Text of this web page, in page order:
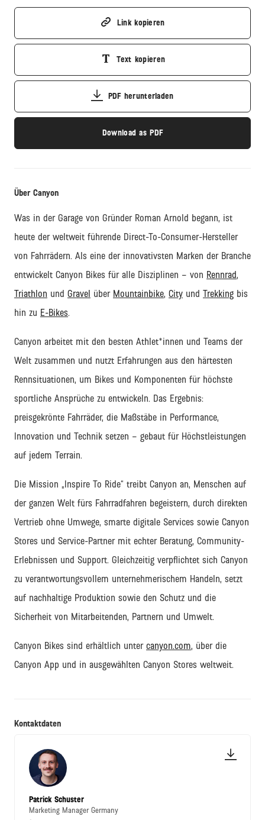
Link kopieren
Text kopieren
PDF herunterladen
Download as PDF
Über Canyon
Was in der Garage von Gründer Roman Arnold begann, ist
heute der weltweit führende Direct-To-Consumer-Hersteller
von Fahrrädern. Als eine der innovativsten Marken der Branche
entwickelt Canyon Bikes für alle Disziplinen – von Rennrad,
Triathlon und Gravel über Mountainbike, City und Trekking bis
hin zu E-Bikes.
Canyon arbeitet mit den besten Athlet*innen und Teams der
Welt zusammen und nutzt Erfahrungen aus den härtesten
Rennsituationen, um Bikes und Komponenten für höchste
sportliche Ansprüche zu entwickeln. Das Ergebnis:
preisgekrönte Fahrräder, die Maßstäbe in Performance,
Innovation und Technik setzen – gebaut für Höchstleistungen
auf jedem Terrain.
Die Mission „Inspire To Ride“ treibt Canyon an, Menschen auf
der ganzen Welt fürs Fahrradfahren begeistern, durch direkten
Vertrieb ohne Umwege, smarte digitale Services sowie Canyon
Stores und Service-Partner mit echter Beratung, Community-
Erlebnissen und Support. Gleichzeitig verpflichtet sich Canyon
zu verantwortungsvollem unternehmerischem Handeln, setzt
auf nachhaltige Produktion sowie den Schutz und die
Sicherheit von Mitarbeitenden, Partnern und Umwelt.
Canyon Bikes sind erhältlich unter canyon.com, über die
Canyon App und in ausgewählten Canyon Stores weltweit.
Kontaktdaten
Patrick Schuster
Marketing Manager Germany